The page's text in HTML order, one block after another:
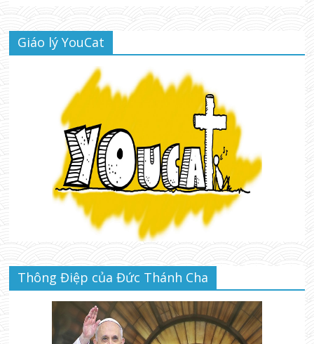
Giáo lý YouCat
Thông Điệp của Đức Thánh Cha